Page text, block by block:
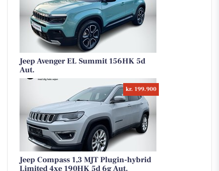
Jeep Avenger EL Summit 156HK 5d
Aut.
kr. 199.900
Jeep Compass 1,3 MJT Plugin-hybrid
Limited 4xe 190HK 5d 6g Aut.